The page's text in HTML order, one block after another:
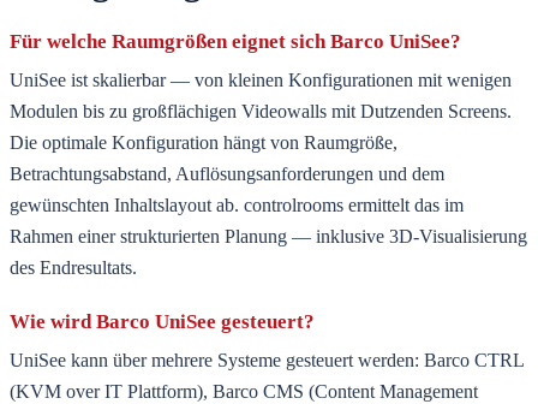
Für welche Raumgrößen eignet sich Barco UniSee?
UniSee ist skalierbar — von kleinen Konfigurationen mit wenigen
Modulen bis zu großflächigen Videowalls mit Dutzenden Screens.
Die optimale Konfiguration hängt von Raumgröße,
Betrachtungsabstand, Auflösungsanforderungen und dem
gewünschten Inhaltslayout ab. controlrooms ermittelt das im
Rahmen einer strukturierten Planung — inklusive 3D-Visualisierung
des Endresultats.
Wie wird Barco UniSee gesteuert?
UniSee kann über mehrere Systeme gesteuert werden: Barco CTRL
(KVM over IT Plattform), Barco CMS (Content Management